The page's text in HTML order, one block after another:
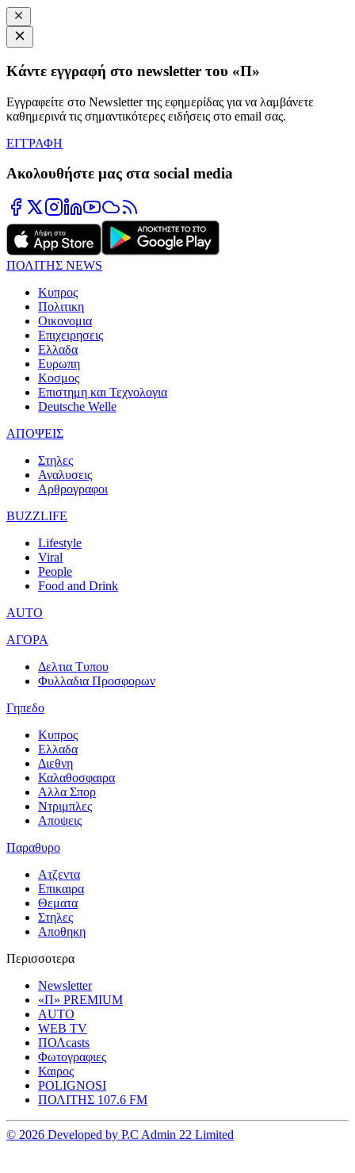
Κάντε εγγραφή στο newsletter του «Π»
Εγγραφείτε στο Newsletter της εφημερίδας για να λαμβάνετε
καθημερινά τις σημαντικότερες ειδήσεις στο email σας.
ΕΓΓΡΑΦΗ
Ακολουθήστε μας στα social media
ΠΟΛΙΤΗΣ NEWS
Κυπρος
Πολιτικη
Οικονομια
Επιχειρησεις
Ελλαδα
Ευρωπη
Κοσμος
Επιστημη και Τεχνολογια
Deutsche Welle
ΑΠΟΨΕΙΣ
Στηλες
Αναλυσεις
Αρθρογραφοι
BUZZLIFE
Lifestyle
Viral
People
Food and Drink
AUTO
ΑΓΟΡΑ
Δελτια Τυπου
Φυλλαδια Προσφορων
Γηπεδο
Κυπρος
Ελλαδα
Διεθνη
Καλαθοσφαιρα
Αλλα Σπορ
Ντριμπλες
Αποψεις
Παραθυρο
Ατζεντα
Επικαιρα
Θεματα
Στηλες
Αποθηκη
Περισσοτερα
Newsletter
«Π» PREMIUM
AUTO
WEB TV
ΠΟΛcasts
Φωτογραφιες
Καιρος
POLIGNOSI
ΠΟΛΙΤΗΣ 107.6 FM
© 2026 Developed by P.C Admin 22 Limited